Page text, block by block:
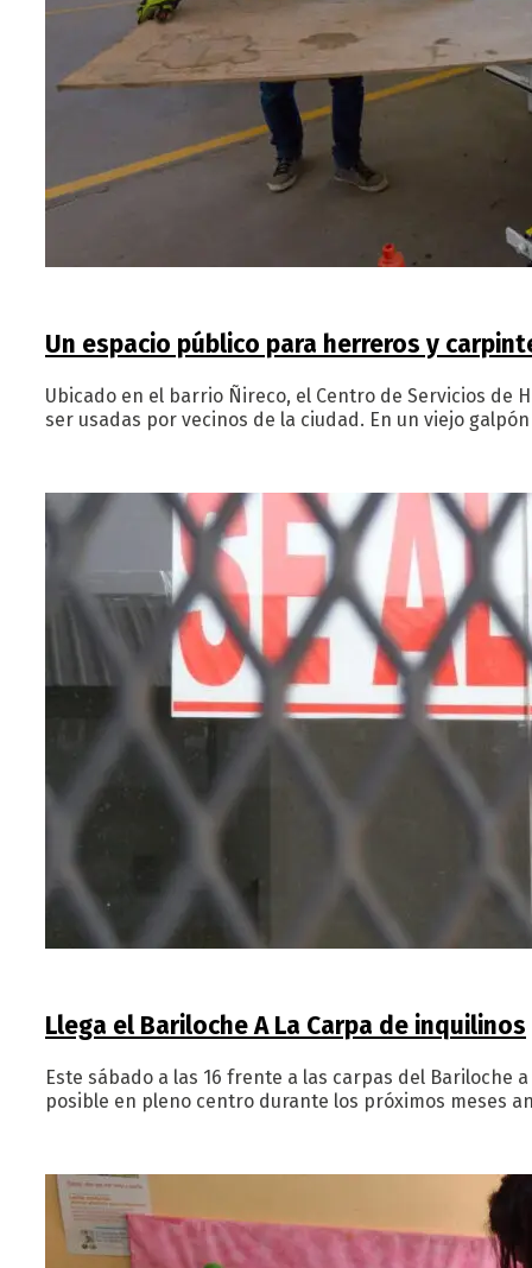
Un espacio público para herreros y
Ubicado en el barrio Ñireco, el Centro de Servicios
ser usadas por vecinos de la ciudad. En un viejo
Llega el Bariloche A La Carpa de inquilinos
Este sábado a las 16 frente a las carpas del
posible en pleno centro durante los próximos meses